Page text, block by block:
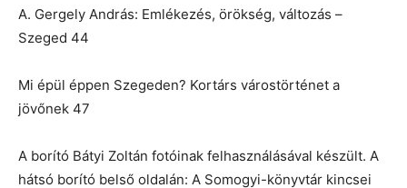
A. Gergely András: Emlékezés, örökség, változás –
Szeged 44
Mi épül éppen Szegeden? Kortárs várostörténet a
jövőnek 47
A borító Bátyi Zoltán fotóinak felhasználásával készült. A
hátsó borító belső oldalán: A Somogyi-könyvtár kincsei